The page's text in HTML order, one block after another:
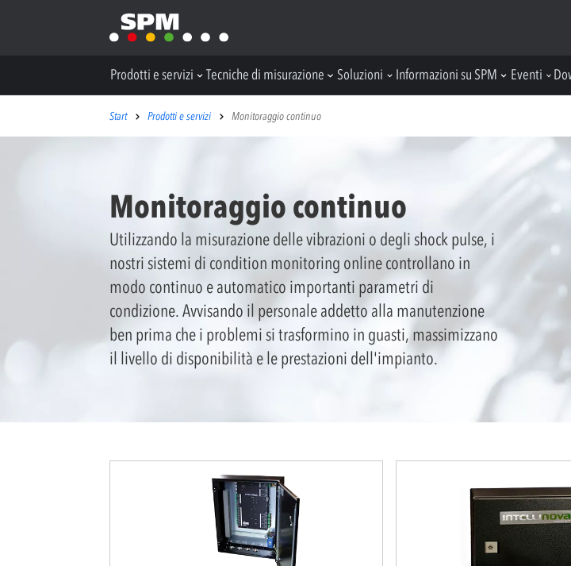
Prodotti e servizi Tecniche di misurazione Soluzioni Informazioni su SPM Eventi
Start Prodotti e servizi Monitoraggio continuo
Monitoraggio continuo
Utilizzando la misurazione delle vibrazioni o degli shock pulse, i
nostri sistemi di condition monitoring online controllano in
modo continuo e automatico importanti parametri di
condizione. Avvisando il personale addetto alla manutenzione
ben prima che i problemi si trasformino in guasti, massimizzano
il livello di disponibilità e le prestazioni dell'impianto.